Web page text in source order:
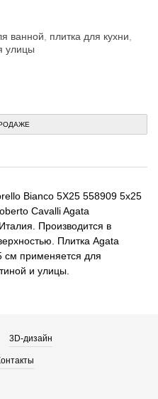
ванной плитка для кухни
улицы
Bianco 5X25 558909 5x25
Cavalli Agata
Производится в
Плитка Agata
см применяется для
и улицы.
3D-дизайн